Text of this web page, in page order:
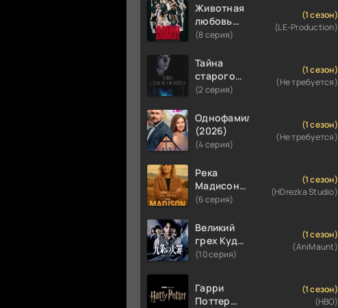
Животная
любовь
(2026)
(8 серия)
(1 сезон)
(LE-Production)
Тайна
старого
портрета
(2 серия)
(1 сезон)
(Не требуется)
Однофамильцы
(2026)
(4 серия)
(1 сезон)
(Не требуется)
Река
Мадисон
(2026)
(6 серия)
(1 сезон)
(HDrezka Studio)
Великий
грех Кудзё
(2026)
(10 серия)
(1 сезон)
(AniMaunt)
Гарри
Поттер
(1 сезон)
(HBO)